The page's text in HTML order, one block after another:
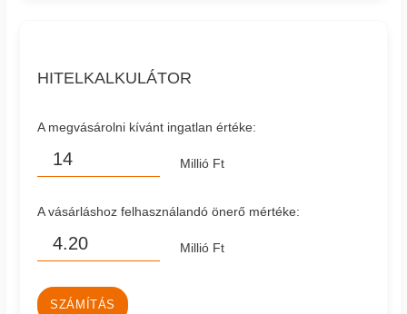
HITELKALKULÁTOR
A megvásárolni kívánt ingatlan értéke:
Millió Ft
A vásárláshoz felhasználandó önerő mértéke:
Millió Ft
SZÁMÍTÁS